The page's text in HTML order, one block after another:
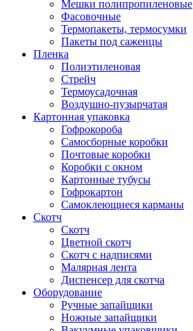
Мешки полипропиленовые
Фасовочные
Термопакеты, термосумки
Пакеты под саженцы
Пленка
Полиэтиленовая
Стрейч
Термоусадочная
Воздушно-пузырчатая
Картонная упаковка
Гофрокороба
Самосборные коробки
Почтовые коробки
Коробки с окном
Картонные тубусы
Гофрокартон
Самоклеющиеся карманы
Скотч
Скотч
Цветной скотч
Скотч с надписями
Малярная лента
Диспенсер для скотча
Оборудование
Ручные запайщики
Ножные запайщики